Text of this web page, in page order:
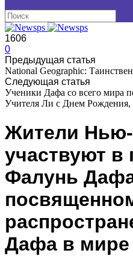
1606
0
Предыдущая статья
National Geographic:
Следующая статья
Ученики Дафа со всего мира
Учителя Ли с Днем Рождения,
Жители
участвуют в
Фалунь
Дафа в мире